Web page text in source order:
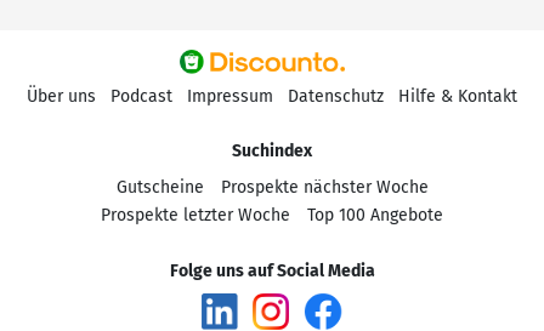
Über uns Podcast Impressum Datenschutz Hilfe & Kontakt
Suchindex
Gutscheine
Prospekte nächster Woche
Prospekte letzter Woche
Top 100 Angebote
Folge uns auf Social Media